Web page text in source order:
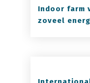
Indoor farm
zoveel